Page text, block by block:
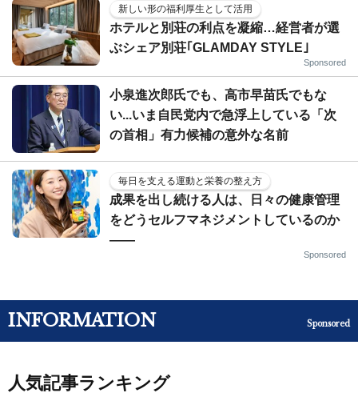
新しい形の福利厚生として活用
ホテルと別荘の利点を凝縮…経営者が選
ぶシェア別荘｢GLAMDAY STYLE｣
Sponsored
小泉進次郎氏でも、高市早苗氏でもな
い...いま自民党内で急浮上している「次
の首相」有力候補の意外な名前
毎日を支える運動と栄養の整え方
成果を出し続ける人は、日々の健康管理
をどうセルフマネジメントしているのか
——
Sponsored
INFORMATION Sponsored
人気記事ランキング